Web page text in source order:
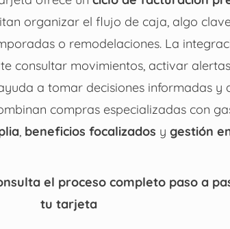
organizar el flujo de caja, algo
o remodelaciones. La
consultar movimientos, activar
a tomar decisiones informadas y
compras especializadas con
beneficios focalizados y gestión
el proceso completo paso a
tu tarjeta